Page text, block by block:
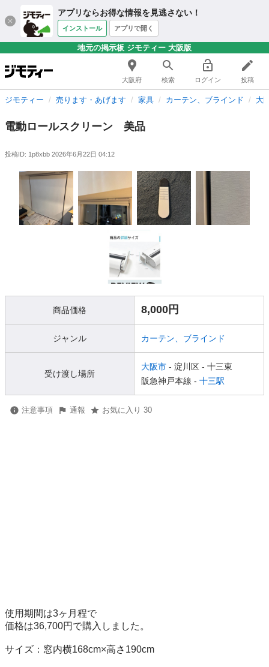
アプリならお得な情報を見逃さない！
インストール アプリで開く
地元の掲示板 ジモティー 大阪版
大阪府 検索 ログイン 投稿
ジモティー 売ります・あげます 家具 カーテン、ブラインド 大
電動ロールスクリーン 美品
投稿ID: 1p8xbb 2026年6月22日 04:12
商品価格 8,000円
ジャンル カーテン、ブラインド
受け渡し場所
大阪市 - 淀川区 - 十三東
阪急神戸本線 - 十三駅
注意事項 通報 お気に入り 30
使用期間は3ヶ月程で
価格は36,700円で購入しました。
サイズ：窓内横168cm×高さ190cm